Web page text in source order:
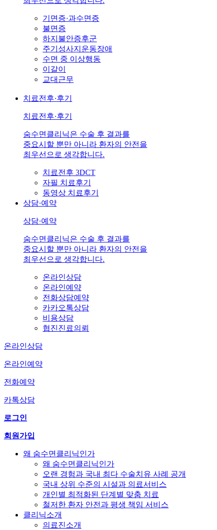
기면증·과수면증
불면증
하지불안증후군
주기성사지운동장애
수면 중 이상행동
이갈이
교대근무
치료전후·후기
치료전후·후기
숨수면클리닉은 수술 후 결과를
중요시할 뿐만 아니라 환자의 안전을
최우선으로 생각합니다.
치료전후 3DCT
자필 치료후기
동영상 치료후기
상담·예약
상담·예약
숨수면클리닉은 수술 후 결과를
중요시할 뿐만 아니라 환자의 안전을
최우선으로 생각합니다.
온라인상담
온라인예약
전화상담예약
카카오톡상담
비용상담
협진진료의뢰
온라인상담
온라인예약
전화예약
카톡상담
로그인
회원가입
왜 숨수면클리닉인가
왜 숨수면클리닉인가
오랜 경험과 국내 최다 수술치유 사례 공개
국내 상위 수준의 시설과 의료서비스
개인별 최적화된 단계별 맞춤 치료
철저한 환자 안전과 평생 책임 서비스
클리닉소개
의료진소개